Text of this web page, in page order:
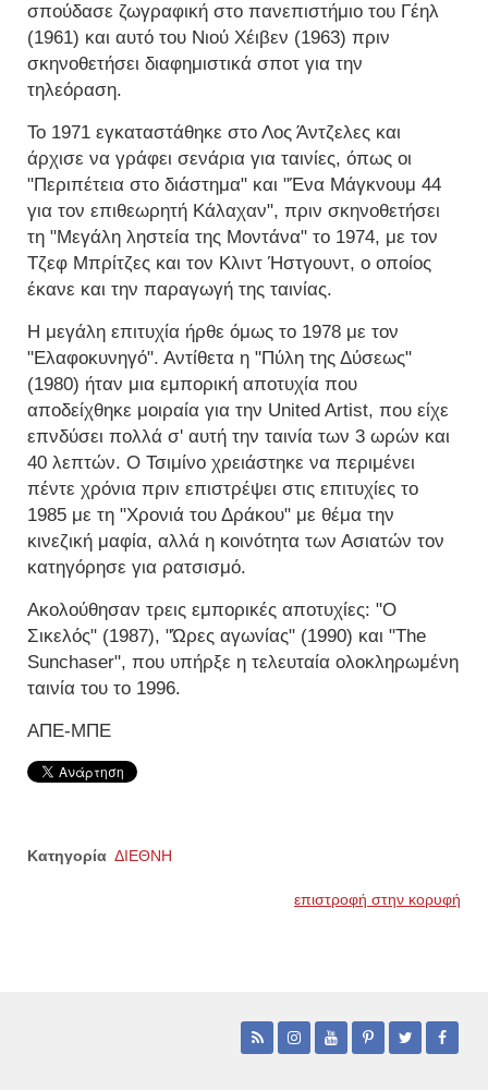
σπούδασε ζωγραφική στο πανεπιστήμιο του Γέηλ
(1961) και αυτό του Νιού Χέιβεν (1963) πριν
σκηνοθετήσει διαφημιστικά σποτ για την
τηλεόραση.
Το 1971 εγκαταστάθηκε στο Λος Άντζελες και
άρχισε να γράφει σενάρια για ταινίες, όπως οι
"Περιπέτεια στο διάστημα" και "Ένα Μάγκνουμ 44
για τον επιθεωρητή Κάλαχαν", πριν σκηνοθετήσει
τη "Μεγάλη ληστεία της Μοντάνα" το 1974, με τον
Τζεφ Μπρίτζες και τον Κλιντ Ήστγουντ, ο οποίος
έκανε και την παραγωγή της ταινίας.
Η μεγάλη επιτυχία ήρθε όμως το 1978 με τον
"Ελαφοκυνηγό". Αντίθετα η "Πύλη της Δύσεως"
(1980) ήταν μια εμπορική αποτυχία που
αποδείχθηκε μοιραία για την United Artist, που είχε
επνδύσει πολλά σ' αυτή την ταινία των 3 ωρών και
40 λεπτών. Ο Τσιμίνο χρειάστηκε να περιμένει
πέντε χρόνια πριν επιστρέψει στις επιτυχίες το
1985 με τη "Χρονιά του Δράκου" με θέμα την
κινεζική μαφία, αλλά η κοινότητα των Ασιατών τον
κατηγόρησε για ρατσισμό.
Ακολούθησαν τρεις εμπορικές αποτυχίες: "Ο
Σικελός" (1987), "Ώρες αγωνίας" (1990) και "The
Sunchaser", που υπήρξε η τελευταία ολοκληρωμένη
ταινία του το 1996.
ΑΠΕ-ΜΠΕ
Κατηγορία ΔΙΕΘΝΗ
επιστροφή στην κορυφή